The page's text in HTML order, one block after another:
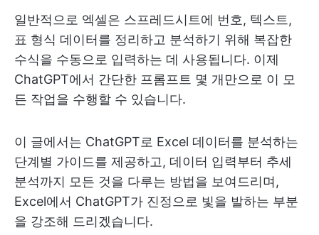
일반적으로 엑셀은 스프레드시트에 번호, 텍스트,
표 형식 데이터를 정리하고 분석하기 위해 복잡한
수식을 수동으로 입력하는 데 사용됩니다. 이제
ChatGPT에서 간단한 프롬프트 몇 개만으로 이 모
든 작업을 수행할 수 있습니다.
이 글에서는 ChatGPT로 Excel 데이터를 분석하는
단계별 가이드를 제공하고, 데이터 입력부터 추세
분석까지 모든 것을 다루는 방법을 보여드리며,
Excel에서 ChatGPT가 진정으로 빛을 발하는 부분
을 강조해 드리겠습니다.